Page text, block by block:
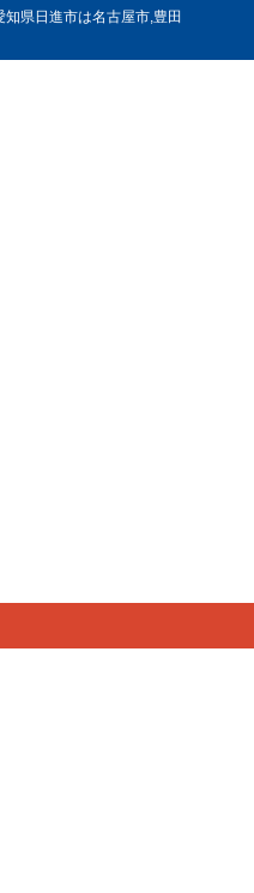
県日進市は名古屋市,豊田